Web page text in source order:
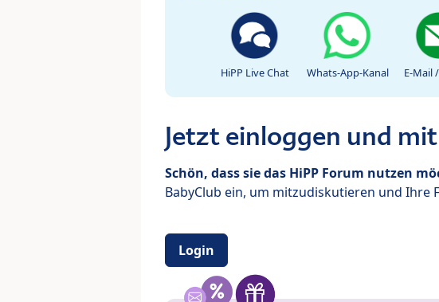
HiPP Live Chat Whats-App-Kanal E-Mail
Jetzt einloggen und
Schön, dass sie das HiPP Forum nutzen
BabyClub ein, um mitzudiskutieren und Ihre
Login